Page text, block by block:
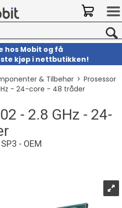
hos Mobit og få
kjøp i nettbutikken!
& Tilbehør>Prosessor
- 24-core - 48 tråder
- 2.8 GHz - 24-
- OEM